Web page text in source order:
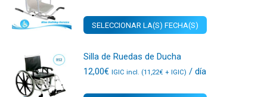
SELECCIONAR LA(S) FECHA(S)
Silla de Ruedas de Ducha
12,00€ IGIC incl. (11,22€ + IGIC) / día